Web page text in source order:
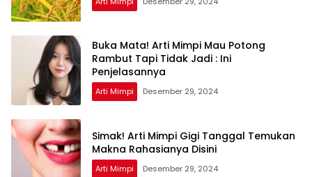
Buka Mata! Arti Mimpi Mau Potong
Rambut Tapi Tidak Jadi : Ini
Penjelasannya
Arti Mimpi Desember 29, 2024
Simak! Arti Mimpi Gigi Tanggal Temukan
Makna Rahasianya Disini
Arti Mimpi Desember 29, 2024